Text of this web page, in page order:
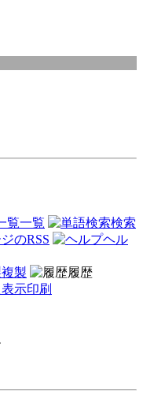
一覧
検索
ヘル
複製
履歴
印刷